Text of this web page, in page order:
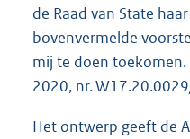
de Raad van State
bovenvermelde
mij te doen toekomen.
2020, nr.
Het ontwerp geeft de